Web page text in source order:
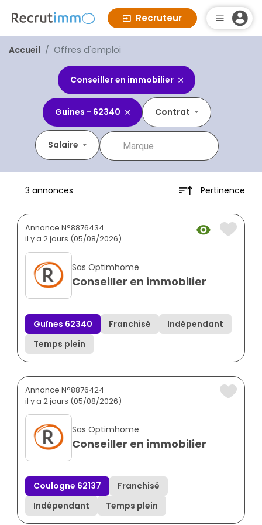
Recruteur
Accueil Offres d'emploi
Conseiller en immobilier
Guines - 62340 Contrat
Salaire
3 annonces Pertinence
Annonce N°8876434
il y a 2 jours (05/08/2026)
Sas Optimhome
Conseiller en immobilier
Guînes 62340 Franchisé
Indépendant
Temps plein
Annonce N°8876424
il y a 2 jours (05/08/2026)
Sas Optimhome
Conseiller en immobilier
Coulogne 62137
Franchisé
Indépendant
Temps plein